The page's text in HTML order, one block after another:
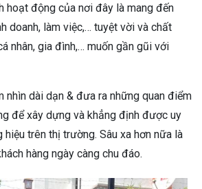
hoạt động của nơi đây là mang đến
doanh, làm việc,… tuyệt vời và chất
nhân, gia đình,… muốn gần gũi với
nhìn dài dạn & đưa ra những quan điểm
để xây dựng và khẳng định được uy
hiệu trên thị trường. Sâu xa hơn nữa là
hàng ngày càng chu đáo.